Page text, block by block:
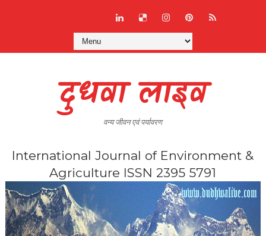
दुधवा लाइव
वन्य जीवन एवं पर्यावरण
International Journal of Environment &
Agriculture ISSN 2395 5791